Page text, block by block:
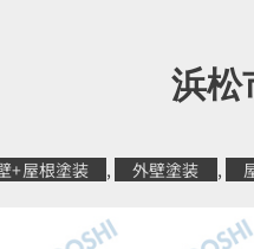
浜松市東
+屋根塗装 , 外壁塗装 ,